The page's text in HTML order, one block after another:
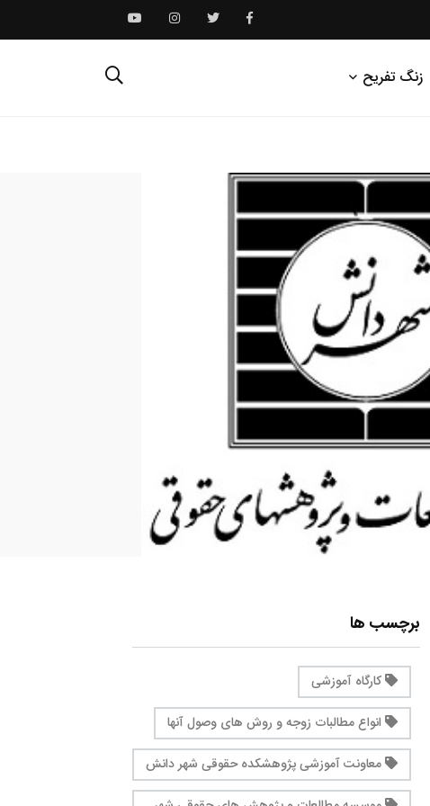
زنگ تفریح
برچسب ها
کارگاه آموزشی
انواع مطالبات زوجه و روش های وصول آنها
معاونت آموزشی پژوهشکده حقوقی شهر دانش